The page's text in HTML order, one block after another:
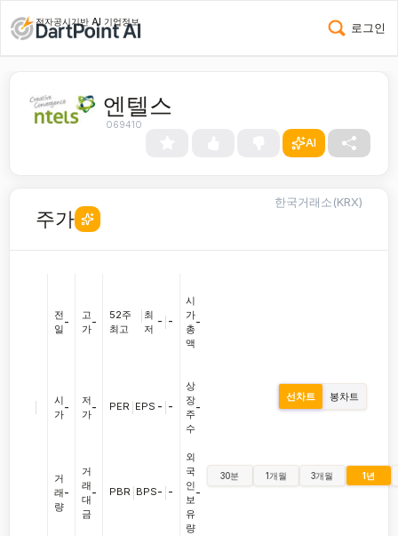
전자공시기반 AI 기업정보 로그인
엔텔스
069410
AI
주가
한국거래소(KRX)
전
일
-
시
가
-
거
래
량
-
고
가
-
저
가
-
거
래
대
금
-
52주
최고
최
저
- -
PER EPS - -
PBR BPS- -
시
가
총
액
-
상
장
주
수
-
외
국
인
보
유
량
-
선차트 봉차트
30분 1개월 3개월 1년